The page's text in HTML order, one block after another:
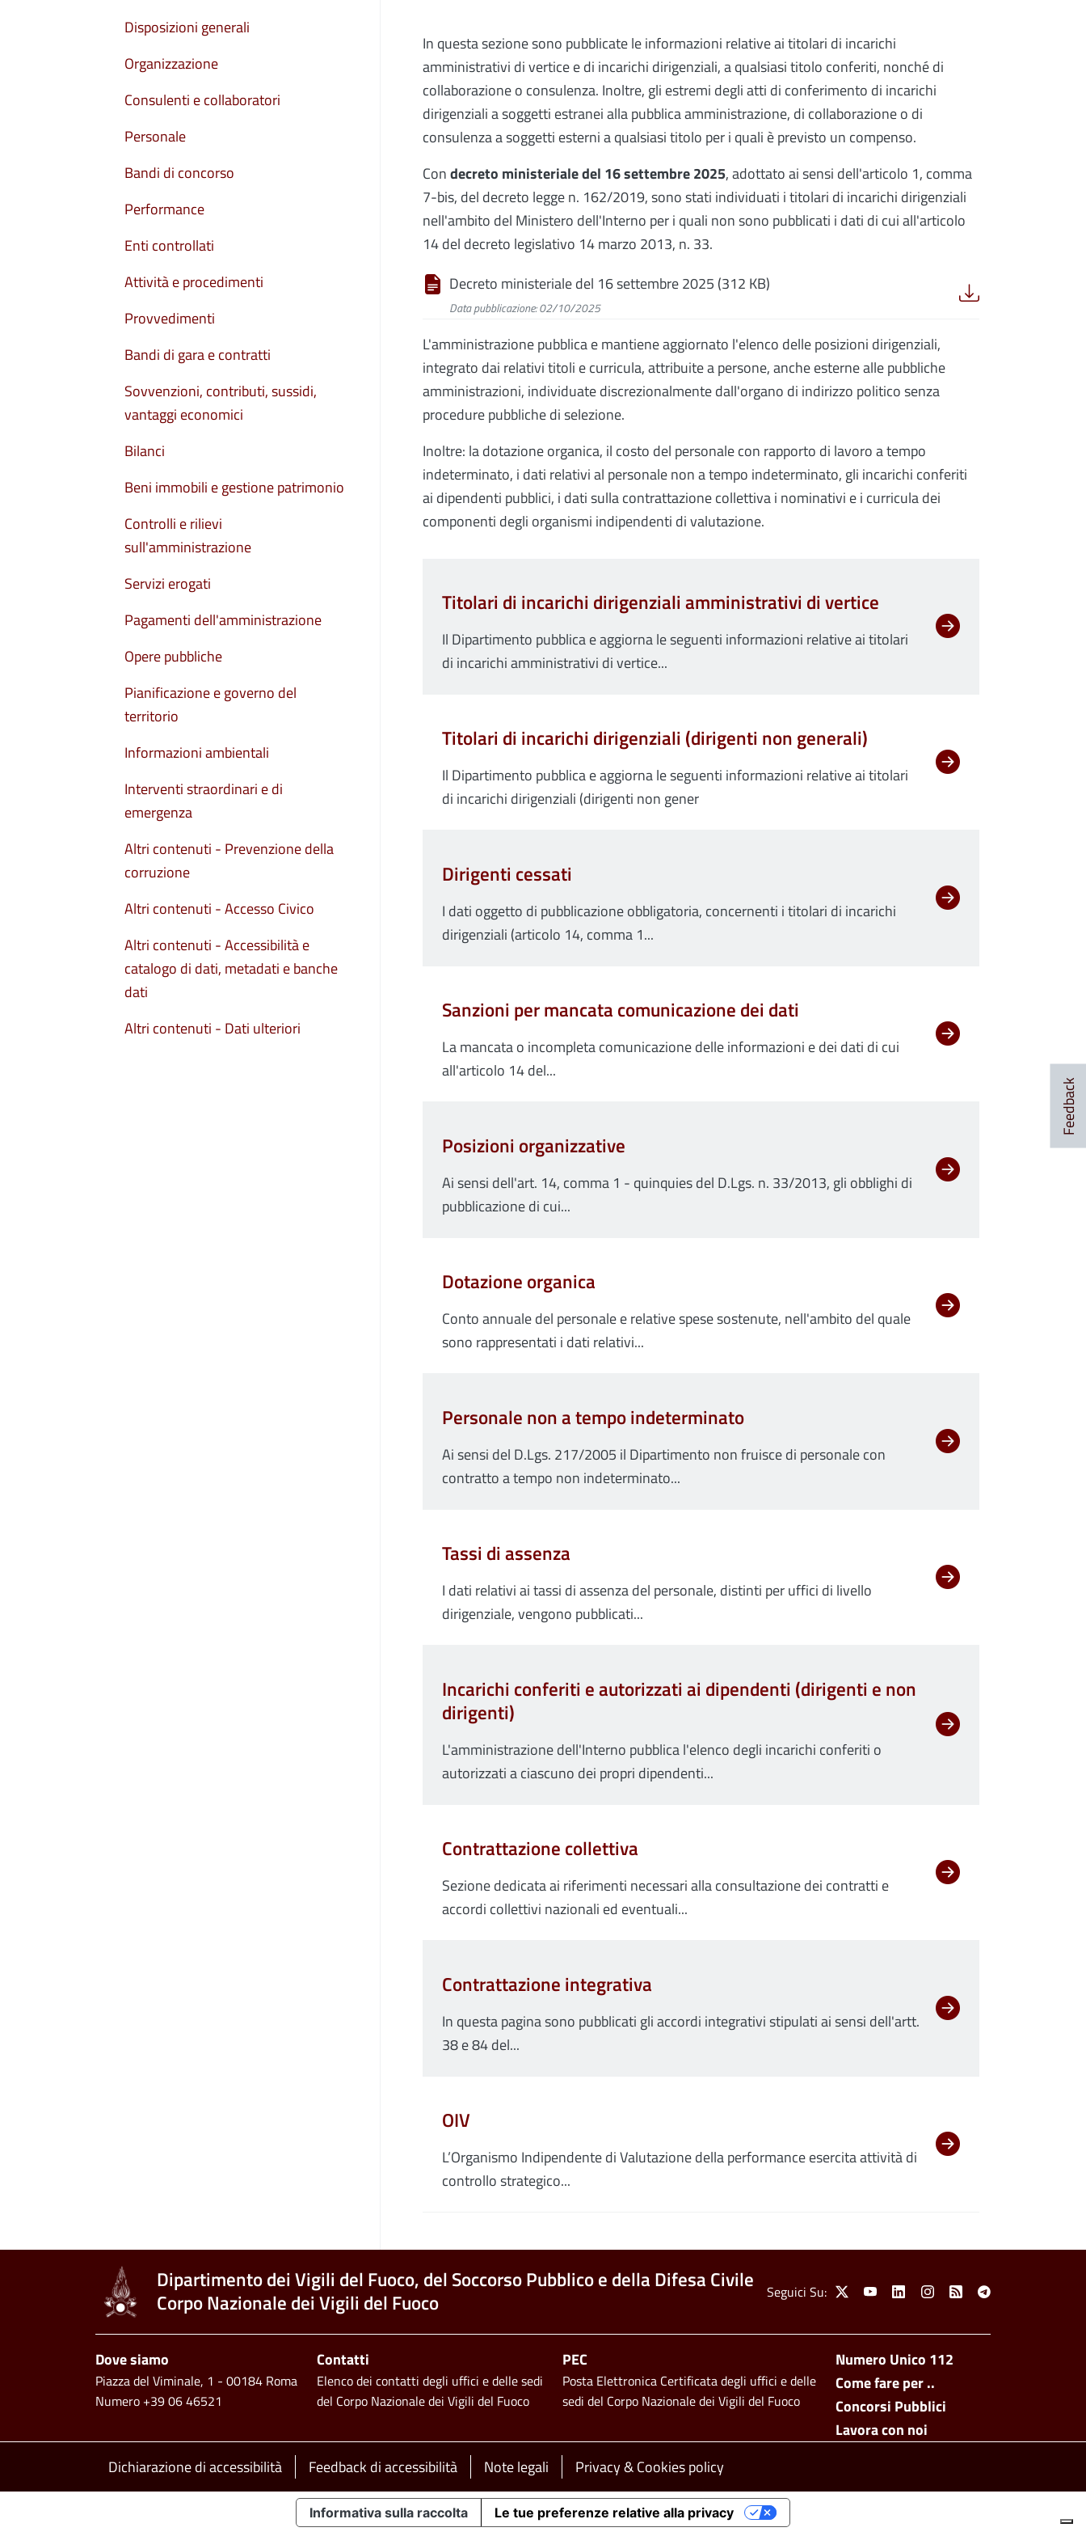
In questa sezione sono pubblicate le informazioni relative ai titolari di incarichi
amministrativi di vertice e di incarichi dirigenziali, a qualsiasi titolo conferiti, nonché di
collaborazione o consulenza. Inoltre, gli estremi degli atti di conferimento di incarichi
dirigenziali a soggetti estranei alla pubblica amministrazione, di collaborazione o di
consulenza a soggetti esterni a qualsiasi titolo per i quali è previsto un compenso.
Condecreto ministeriale del 16 settembre 2025, adottato ai sensi dell'articolo 1, comma
7-bis, del decreto legge n. 162/2019, sono stati individuati i titolari di incarichi dirigenziali
nell'ambito del Ministero dell'Interno per i quali non sono pubblicati i dati di cui all'articolo
14 del decreto legislativo 14 marzo 2013, n. 33.
Decreto ministeriale del 16 settembre 2025 (312 KB)
Data pubblicazione: 02/10/2025
L'amministrazione pubblica e mantiene aggiornato l'elenco delle posizioni dirigenziali,
integrato dai relativi titoli e curricula, attribuite a persone, anche esterne alle pubbliche
amministrazioni, individuate discrezionalmente dall'organo di indirizzo politico senza
procedure pubbliche di selezione.
Inoltre: la dotazione organica, il costo del personale con rapporto di lavoro a tempo
indeterminato, i dati relativi al personale non a tempo indeterminato, gli incarichi conferiti
ai dipendenti pubblici, i dati sulla contrattazione collettiva i nominativi e i curricula dei
componenti degli organismi indipendenti di valutazione.
Titolari di incarichi dirigenziali amministrativi di vertice
Il Dipartimento pubblica e aggiorna le seguenti informazioni relative ai titolari
di incarichi amministrativi di vertice...
Titolari di incarichi dirigenziali (dirigenti non generali)
Il Dipartimento pubblica e aggiorna le seguenti informazioni relative ai titolari
di incarichi dirigenziali (dirigenti non gener
Dirigenti cessati
I dati oggetto di pubblicazione obbligatoria, concernenti i titolari di incarichi
dirigenziali (articolo 14, comma 1...
Sanzioni per mancata comunicazione dei dati
La mancata o incompleta comunicazione delle informazioni e dei dati di cui
all'articolo 14 del...
Posizioni organizzative
Ai sensi dell'art. 14, comma 1 - quinquies del D.Lgs. n. 33/2013, gli obblighi di
pubblicazione di cui...
Dotazione organica
Conto annuale del personale e relative spese sostenute, nell'ambito del quale
sono rappresentati i dati relativi...
Personale non a tempo indeterminato
Ai sensi del D.Lgs. 217/2005 il Dipartimento non fruisce di personale con
contratto a tempo non indeterminato...
Tassi di assenza
I dati relativi ai tassi di assenza del personale, distinti per uffici di livello
dirigenziale, vengono pubblicati...
Incarichi conferiti e autorizzati ai dipendenti (dirigenti e non
dirigenti)
L'amministrazione dell'Interno pubblica l'elenco degli incarichi conferiti o
autorizzati a ciascuno dei propri dipendenti...
Contrattazione collettiva
Sezione dedicata ai riferimenti necessari alla consultazione dei contratti e
accordi collettivi nazionali ed eventuali...
Contrattazione integrativa
In questa pagina sono pubblicati gli accordi integrativi stipulati ai sensi dell'artt.
38 e 84 del...
OIV
L’Organismo Indipendente di Valutazione della performance esercita attività di
controllo strategico...
Disposizioni generali
Organizzazione
Consulenti e collaboratori
Personale
Bandi di concorso
Performance
Enti controllati
Attività e procedimenti
Provvedimenti
Bandi di gara e contratti
Sovvenzioni, contributi, sussidi,
vantaggi economici
Bilanci
Beni immobili e gestione patrimonio
Controlli e rilievi
sull'amministrazione
Servizi erogati
Pagamenti dell'amministrazione
Opere pubbliche
Pianificazione e governo del
territorio
Informazioni ambientali
Interventi straordinari e di
emergenza
Altri contenuti - Prevenzione della
corruzione
Altri contenuti - Accesso Civico
Altri contenuti - Accessibilità e
catalogo di dati, metadati e banche
dati
Altri contenuti - Dati ulteriori
Feedback
Dipartimento dei Vigili del Fuoco, del Soccorso Pubblico e della Difesa Civile
Corpo Nazionale dei Vigili del Fuoco
Social Menu
Seguici Su: X YoutubeLinkedinInstagram
Feed Telegram
Footer side
Numero Unico 112
Come fare per ..
Concorsi Pubblici
Lavora con noi
Piè di pagina
Dove siamo
Piazza del Viminale, 1 - 00184 Roma
Numero +39 06 46521
Contatti
Elenco dei contatti degli uffici e delle sedi
del Corpo Nazionale dei Vigili del Fuoco
PEC
Posta Elettronica Certificata degli uffici e delle
sedi del Corpo Nazionale dei Vigili del Fuoco
Footer bottom
Dichiarazione di accessibilità Feedback di accessibilità Note legali Privacy & Cookies policy
Informativa sulla raccolta Le tue preferenze relative alla privacy